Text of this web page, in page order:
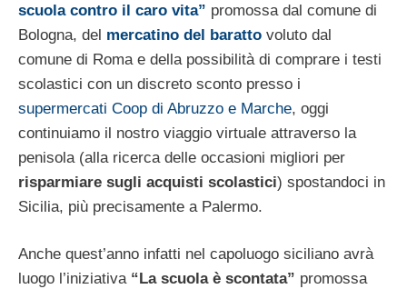
scuola contro il caro vita” promossa dal comune di
Bologna, del mercatino del baratto voluto dal
comune di Roma e della possibilità di comprare i testi
scolastici con un discreto sconto presso i
supermercati Coop di Abruzzo e Marche, oggi
continuiamo il nostro viaggio virtuale attraverso la
penisola (alla ricerca delle occasioni migliori per
risparmiare sugli acquisti scolastici) spostandoci in
Sicilia, più precisamente a Palermo.
Anche quest’anno infatti nel capoluogo siciliano avrà
luogo l’iniziativa “La scuola è scontata” promossa